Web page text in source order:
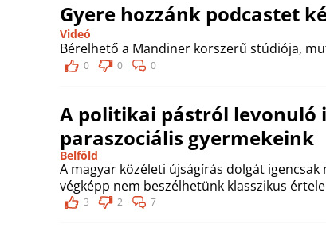
Gyere hozzánk podcastet
Videó
Bérelhető a Mandiner korszerű stúdiója,
0 0 0
A politikai pástról levonuló
paraszociális gyermekeink
Belföld
A magyar közéleti újságírás dolgát
végképp nem beszélhetünk klasszikus
3 2 7